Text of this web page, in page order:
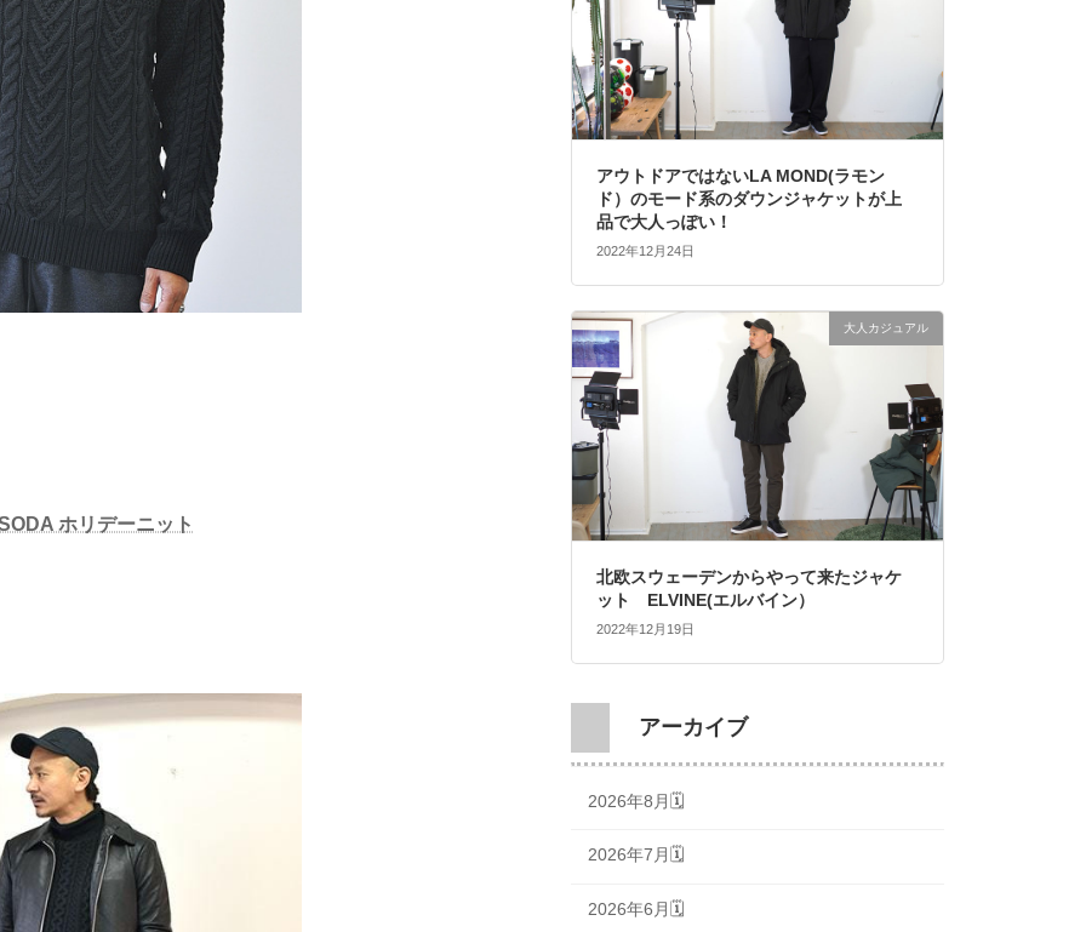
ホリデーニット
アウトドアではないLA MOND(ラモン
ド）のモード系のダウンジャケットが上
品で大人っぽい！
2022年12月24日
大人カジュアル
北欧スウェーデンからやって来たジャケ
ット ELVINE(エルバイン）
2022年12月19日
アーカイブ
2026年8月🗓
2026年7月🗓
2026年6月🗓